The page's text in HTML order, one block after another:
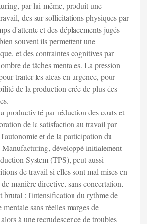
par lui-même, produit une
des sur-sollicitations physiques par
d'attente et des déplacements jugés
souvent ils permettent une
et des contraintes cognitives par
de tâches mentales. La pression
traiter les aléas en urgence, pour
de la production crée de plus des
productivité par réduction des couts et
de la satisfaction au travail par
et de la participation du
Manufacturing, développé initialement
System (TPS), peut aussi
de travail si elles sont mal mises en
manière directive, sans concertation,
brutal : l'intensification du rythme de
sans réelles marges de
à une recrudescence de troubles